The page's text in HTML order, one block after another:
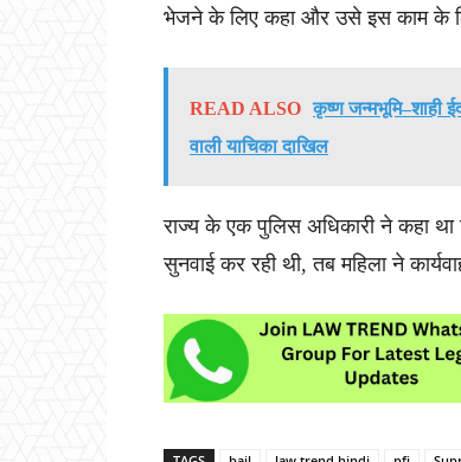
भेजने के लिए कहा और उसे इस काम के
READ ALSO कृष्ण जन्मभूमि–शाही
वाली याचिका दाखिल
राज्य के एक पुलिस अधिकारी ने कहा
सुनवाई कर रही थी, तब महिला ने